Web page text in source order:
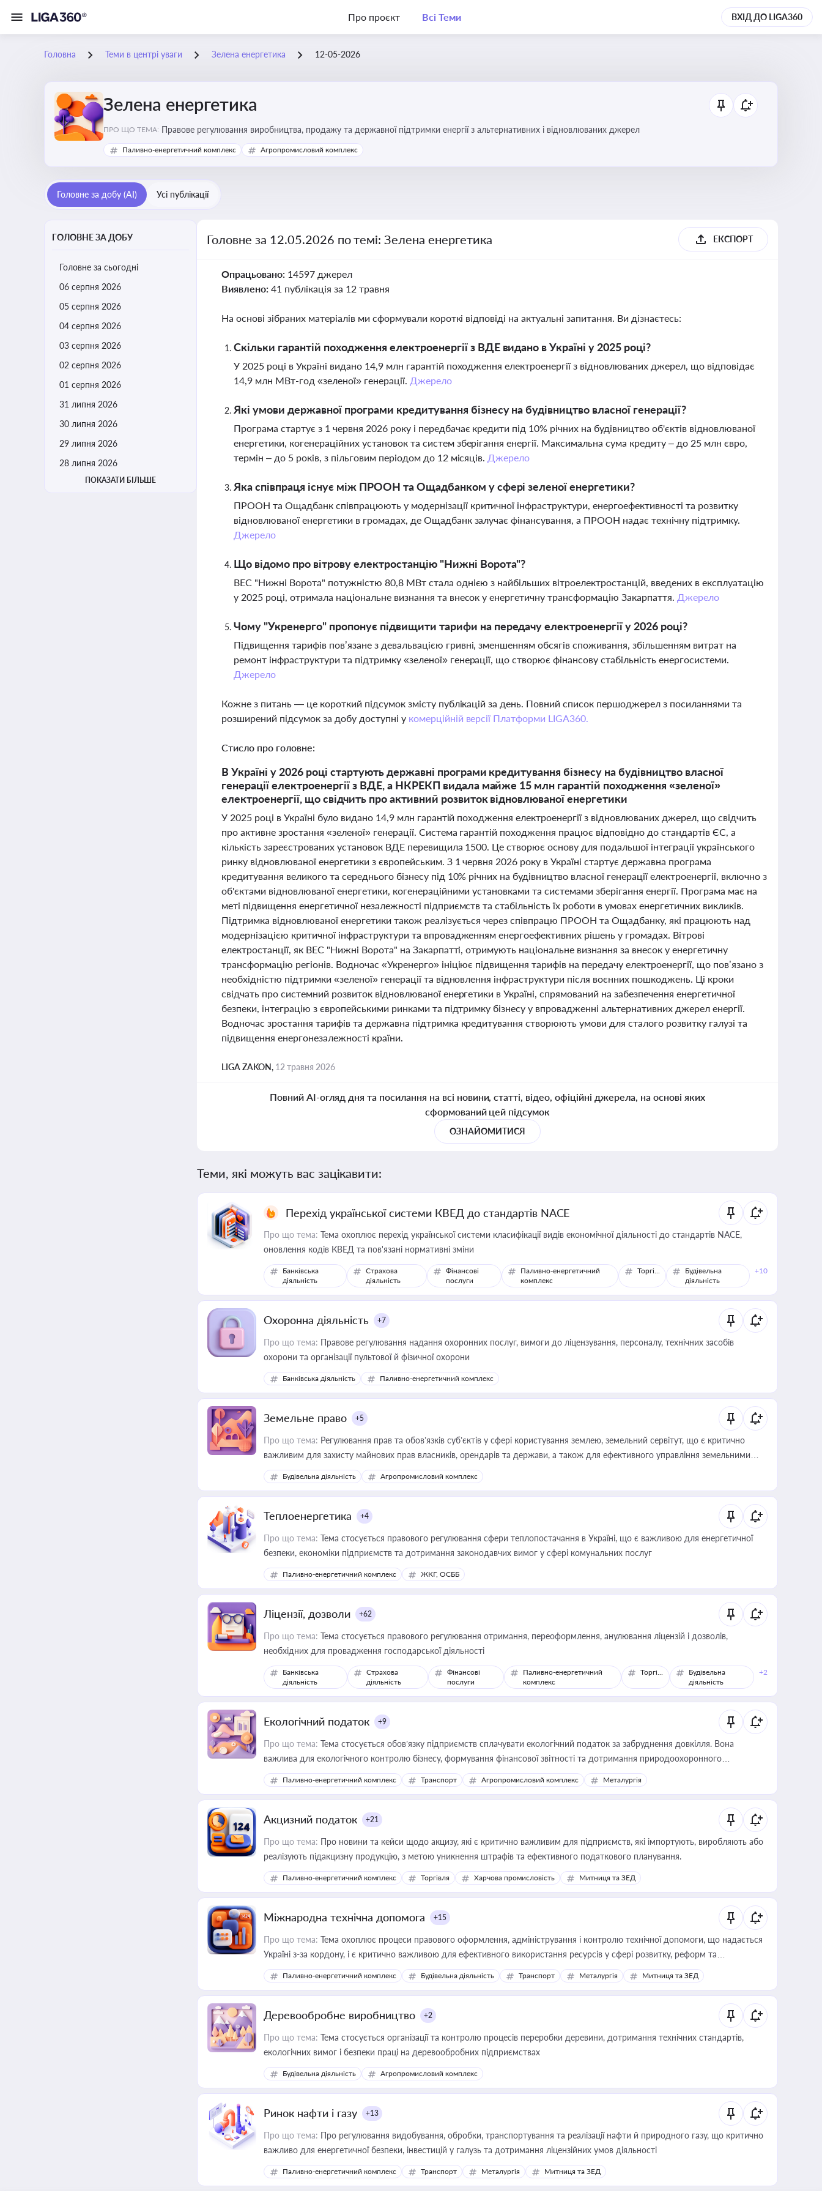
Про проєкт Всі Теми ВХІД ДО LIGA360
Головна Теми в центрі уваги Зелена енергетика 12-05-2026
Зелена енергетика
ПРО ЩО ТЕМА: Правове регулювання виробництва, продажу та державної підтримки енергії з альтернативних і відновлюваних джерел
Паливно-енергетичний комплекс Агропромисловий комплекс
Головне за добу (AI) Усі публікації
ГОЛОВНЕ ЗА ДОБУ
Головне за сьогодні
06 серпня 2026
05 серпня 2026
04 серпня 2026
03 серпня 2026
02 серпня 2026
01 серпня 2026
31 липня 2026
30 липня 2026
29 липня 2026
28 липня 2026
ПОКАЗАТИ БІЛЬШЕ
Головне за 12.05.2026 по темі: Зелена енергетика ЕКСПОРТ
Опрацьовано: 14597 джерел
Виявлено: 41 публікація за 12 травня
На основі зібраних матеріалів ми сформували короткі відповіді на актуальні запитання. Ви дізнаєтесь:
Скільки гарантій походження електроенергії з ВДЕ видано в Україні у 2025 році?
У 2025 році в Україні видано 14,9 млн гарантій походження електроенергії з відновлюваних джерел, що відповідає
14,9 млн МВт-год «зеленої» генерації. Джерело
Які умови державної програми кредитування бізнесу на будівництво власної генерації?
Програма стартує з 1 червня 2026 року і передбачає кредити під 10% річних на будівництво об'єктів відновлюваної
енергетики, когенераційних установок та систем зберігання енергії. Максимальна сума кредиту – до 25 млн євро,
термін – до 5 років, з пільговим періодом до 12 місяців. Джерело
Яка співпраця існує між ПРООН та Ощадбанком у сфері зеленої енергетики?
ПРООН та Ощадбанк співпрацюють у модернізації критичної інфраструктури, енергоефективності та розвитку
відновлюваної енергетики в громадах, де Ощадбанк залучає фінансування, а ПРООН надає технічну підтримку.
Джерело
Що відомо про вітрову електростанцію "Нижні Ворота"?
ВЕС "Нижні Ворота" потужністю 80,8 МВт стала однією з найбільших вітроелектростанцій, введених в експлуатацію
у 2025 році, отримала національне визнання та внесок у енергетичну трансформацію Закарпаття. Джерело
Чому "Укренерго" пропонує підвищити тарифи на передачу електроенергії у 2026 році?
Підвищення тарифів пов’язане з девальвацією гривні, зменшенням обсягів споживання, збільшенням витрат на
ремонт інфраструктури та підтримку «зеленої» генерації, що створює фінансову стабільність енергосистеми.
Джерело
Кожне з питань — це короткий підсумок змісту публікацій за день. Повний список першоджерел з посиланнями та
розширений підсумок за добу доступні у комерційній версії Платформи LIGA360.
Стисло про головне:
В Україні у 2026 році стартують державні програми кредитування бізнесу на будівництво власної
генерації електроенергії з ВДЕ, а НКРЕКП видала майже 15 млн гарантій походження «зеленої»
електроенергії, що свідчить про активний розвиток відновлюваної енергетики
У 2025 році в Україні було видано 14,9 млн гарантій походження електроенергії з відновлюваних джерел, що свідчить
про активне зростання «зеленої» генерації. Система гарантій походження працює відповідно до стандартів ЄС, а
кількість зареєстрованих установок ВДЕ перевищила 1500. Це створює основу для подальшої інтеграції українського
ринку відновлюваної енергетики з європейським. З 1 червня 2026 року в Україні стартує державна програма
кредитування великого та середнього бізнесу під 10% річних на будівництво власної генерації електроенергії, включно з
об'єктами відновлюваної енергетики, когенераційними установками та системами зберігання енергії. Програма має на
меті підвищення енергетичної незалежності підприємств та стабільність їх роботи в умовах енергетичних викликів.
Підтримка відновлюваної енергетики також реалізується через співпрацю ПРООН та Ощадбанку, які працюють над
модернізацією критичної інфраструктури та впровадженням енергоефективних рішень у громадах. Вітрові
електростанції, як ВЕС "Нижні Ворота" на Закарпатті, отримують національне визнання за внесок у енергетичну
трансформацію регіонів. Водночас «Укренерго» ініціює підвищення тарифів на передачу електроенергії, що пов’язано з
необхідністю підтримки «зеленої» генерації та відновлення інфраструктури після воєнних пошкоджень. Ці кроки
свідчать про системний розвиток відновлюваної енергетики в Україні, спрямований на забезпечення енергетичної
безпеки, інтеграцію з європейськими ринками та підтримку бізнесу у впровадженні альтернативних джерел енергії.
Водночас зростання тарифів та державна підтримка кредитування створюють умови для сталого розвитку галузі та
підвищення енергонезалежності країни.
LIGA ZAKON, 12 травня 2026
Повний AI-огляд дня та посилання на всі новини, статті, відео, офіційні джерела, на основі яких
сформований цей підсумок
ОЗНАЙОМИТИСЯ
Теми, які можуть вас зацікавити:
Перехід української системи КВЕД до стандартів NACE
Про що тема: Тема охоплює перехід української системи класифікації видів економічної діяльності до стандартів NACE,
оновлення кодів КВЕД та пов'язані нормативні зміни
Банківська
діяльність
Страхова
діяльність
Фінансові
послуги
Паливно-енергетичний
комплекс
Торгівля
Будівельна
діяльність
+10
Охоронна діяльність +7
Про що тема: Правове регулювання надання охоронних послуг, вимоги до ліцензування, персоналу, технічних засобів
охорони та організації пультової й фізичної охорони
Банківська діяльність Паливно-енергетичний комплекс
Земельне право +5
Про що тема: Регулювання прав та обов’язків суб’єктів у сфері користування землею, земельний сервітут, що є критично
важливим для захисту майнових прав власників, орендарів та держави, а також для ефективного управління земельними
ресурсами
Будівельна діяльність Агропромисловий комплекс
Теплоенергетика +4
Про що тема: Тема стосується правового регулювання сфери теплопостачання в Україні, що є важливою для енергетичної
безпеки, економіки підприємств та дотримання законодавчих вимог у сфері комунальних послуг
Паливно-енергетичний комплекс ЖКГ, ОСББ
Ліцензії, дозволи +62
Про що тема: Тема стосується правового регулювання отримання, переоформлення, анулювання ліцензій і дозволів,
необхідних для провадження господарської діяльності
Банківська
діяльність
Страхова
діяльність
Фінансові
послуги
Паливно-енергетичний
комплекс
Торгівля
Будівельна
діяльність
+2
Екологічний податок +9
Про що тема: Тема стосується обов’язку підприємств сплачувати екологічний податок за забруднення довкілля. Вона
важлива для екологічного контролю бізнесу, формування фінансової звітності та дотримання природоохоронного
законодавства
Паливно-енергетичний комплекс Транспорт Агропромисловий комплекс Металургія
Акцизний податок +21
Про що тема: Про новини та кейси щодо акцизу, які є критично важливим для підприємств, які імпортують, виробляють або
реалізують підакцизну продукцію, з метою уникнення штрафів та ефективного податкового планування.
Паливно-енергетичний комплекс Торгівля Харчова промисловість Митниця та ЗЕД
Міжнародна технічна допомога +15
Про що тема: Тема охоплює процеси правового оформлення, адміністрування і контролю технічної допомоги, що надається
Україні з-за кордону, і є критично важливою для ефективного використання ресурсів у сфері розвитку, реформ та
інфраструктурних проєктів
Паливно-енергетичний комплекс Будівельна діяльність Транспорт Металургія Митниця та ЗЕД
Деревообробне виробництво +2
Про що тема: Тема стосується організації та контролю процесів переробки деревини, дотримання технічних стандартів,
екологічних вимог і безпеки праці на деревообробних підприємствах
Будівельна діяльність Агропромисловий комплекс
Ринок нафти і газу +13
Про що тема: Про регулювання видобування, обробки, транспортування та реалізації нафти й природного газу, що критично
важливо для енергетичної безпеки, інвестицій у галузь та дотримання ліцензійних умов діяльності
Паливно-енергетичний комплекс Транспорт Металургія Митниця та ЗЕД